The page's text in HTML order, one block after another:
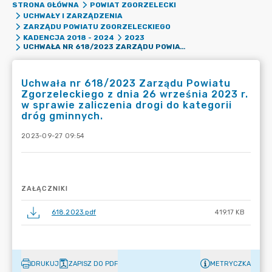
STRONA GŁÓWNA
POWIAT ZGORZELECKI
UCHWAŁY I ZARZĄDZENIA
ZARZĄDU POWIATU ZGORZELECKIEGO
KADENCJA 2018 - 2024
2023
UCHWAŁA NR 618/2023 ZARZĄDU POWIATU ZGORZELECKIEGO Z DNIA 26 WRZEŚNIA 2023 R. W SPRAWIE ZALICZENIA DROGI DO KATEGORII DRÓG GMINNYCH.
Uchwała nr 618/2023 Zarządu Powiatu
Zgorzeleckiego z dnia 26 września 2023 r.
w sprawie zaliczenia drogi do kategorii
dróg gminnych.
2023-09-27 09:54
ZAŁĄCZNIKI
618.2023.pdf 419.17 KB
DRUKUJ ZAPISZ DO PDF METRYCZKA